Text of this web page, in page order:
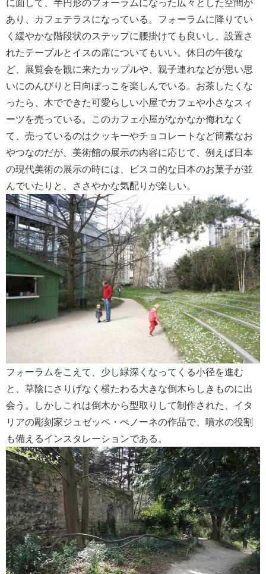
に面して、半円形のフォーラムになった広々とした空間が
あり、カフェテラスになっている。フォーラムに降りてい
く緩やかな階段状のステップに腰掛けても良いし、設置さ
れたテーブルとイスの席についてもいい。休日の午後な
ど、展覧会を観に来たカップルや、親子連れなどが思い思
いにのんびりと日向ぼっこを楽しんでいる。お茶したくな
ったら、木でできた可愛らしい小屋でカフェや小さなスィ
ーツを売っている。このカフェ小屋がなかなか侮れなく
て、売っているのはクッキーやチョコレートなど簡素なお
やつなのだが、美術館の展示の内容に応じて、例えば日本
の現代美術の展示の時には、ビスコ的な日本のお菓子が並
んでいたりと、ささやかな気配りが楽しい。
フォーラムをこえて、少し緑深くなってくる小径を進む
と、草陰にさりげなく横たわる大きな倒木らしきものに出
会う。しかしこれは倒木から型取りして制作された、イタ
リアの彫刻家ジュゼッペ・ぺノーネの作品で、噴水の役割
も備えるインスタレーションである。